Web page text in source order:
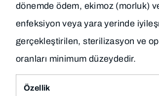
dönemde ödem, ekimoz (morluk)
enfeksiyon veya yara yerinde
gerçekleştirilen, sterilizasyon ve
oranları minimum düzeydedir.
Özellik